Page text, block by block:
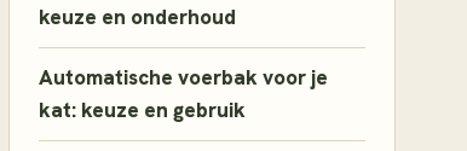
keuze en onderhoud
Automatische voerbak voor je
kat: keuze en gebruik